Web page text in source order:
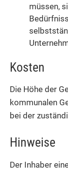
müssen,
Kosten
Die Höhe der
kommunalen
bei der
Hinweise
Der Inhaber